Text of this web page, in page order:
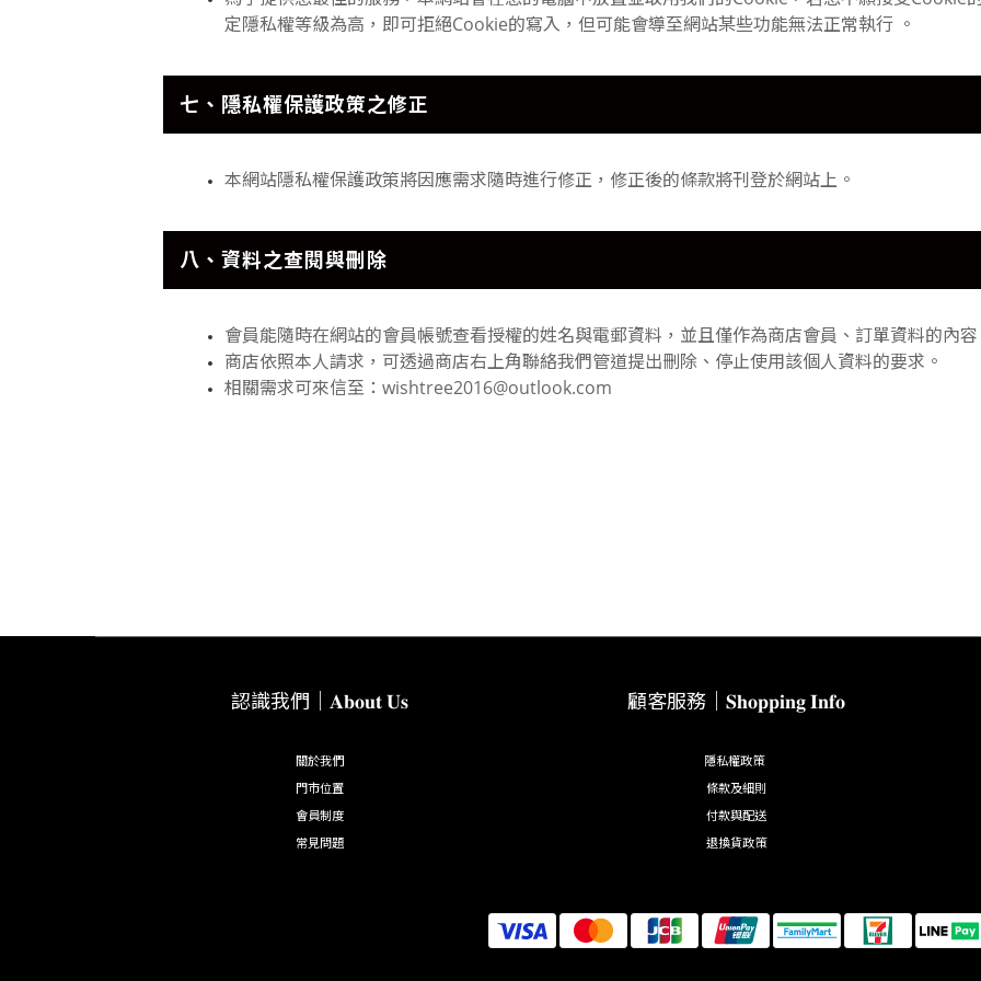
定隱私權等級為高，即可拒絕Cookie的寫入，但可能會導至網站某些功能無法正常執行 。
七、隱私權保護政策之修正
本網站隱私權保護政策將因應需求隨時進行修正，修正後的條款將刊登於網站上。
八、資料之查閱與刪除
會員能隨時在網站的會員帳號查看授權的姓名與電郵資料，並且僅作為商店會員、訂單資料的內
商店依照本人請求，可透過商店右上角聯絡我們管道提出刪除、停止使用該個人資料的要求。
相關需求可來信至：wishtree2016@outlook.com
認識我們｜𝐀𝐛𝐨𝐮𝐭 𝐔𝐬
關於我們
門市位置
會員制度
常見問題
顧客服務｜𝐒𝐡𝐨𝐩𝐩𝐢𝐧𝐠 𝐈𝐧𝐟𝐨
隱私權政策
條款及細則
付款與配送
退換貨政策